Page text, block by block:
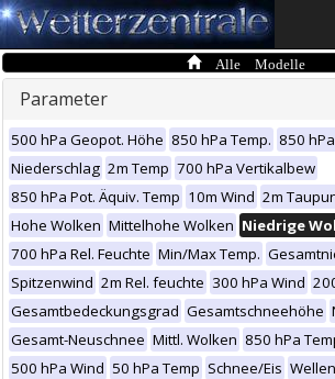
Alle Modelle
Parameter
500 hPa Geopot. Höhe 850 hPa Temp. 850
Niederschlag 2m Temp 700 hPa Vertikalbew
850 hPa Pot. Äquiv. Temp 10m Wind 2m
Hohe Wolken Mittelhohe Wolken Niedrige
700 hPa Rel. Feuchte Min/Max Temp.
Spitzenwind 2m Rel. feuchte 300 hPa Wind
Gesamtbedeckungsgrad Gesamtschneehöhe
Gesamt-Neuschnee Mittl. Wolken 850 hPa
500 hPa Wind 50 hPa Temp Schnee/Eis